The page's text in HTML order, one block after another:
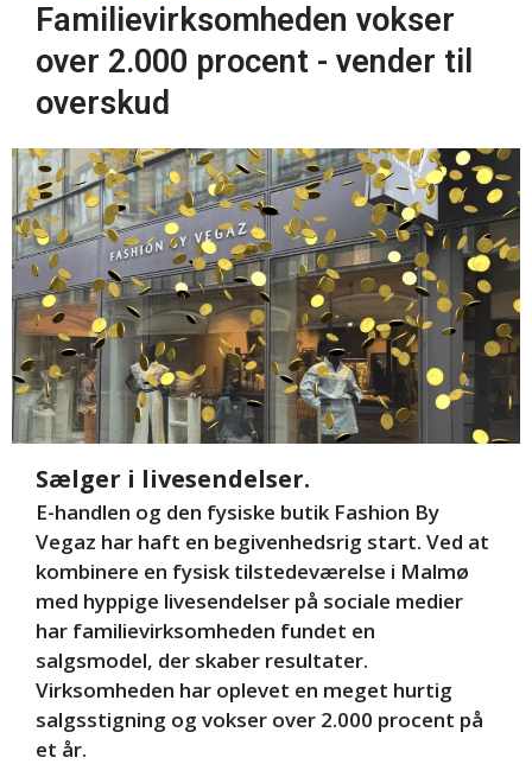
Familievirksomheden vokser
over 2.000 procent - vender til
overskud
Sælger i livesendelser.
E-handlen og den fysiske butik Fashion By
Vegaz har haft en begivenhedsrig start. Ved at
kombinere en fysisk tilstedeværelse i Malmø
med hyppige livesendelser på sociale medier
har familievirksomheden fundet en
salgsmodel, der skaber resultater.
Virksomheden har oplevet en meget hurtig
salgsstigning og vokser over 2.000 procent på
et år.